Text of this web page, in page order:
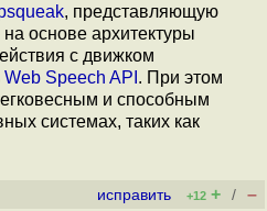
, представляющую
основе архитектуры
с движком
Web Speech API . При этом
и способным
системах, таких как
исправить +12 + / –